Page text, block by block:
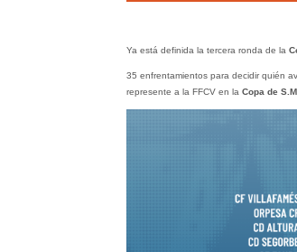
Ya está definida la tercera ronda de la
35 enfrentamientos para decidir quién
represente a la FFCV en la Copa de